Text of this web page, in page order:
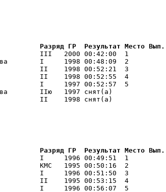
Разряд ГР  Результат Место Вып.
III   2000 00:42:00  1
I     1998 00:48:09  2
II    1998 00:52:21  3
II    1998 00:52:55  4
I     1997 00:52:57  5
IIю   1997 снят(а)
II    1998 снят(а)
Разряд ГР  Результат Место Вып.
I     1996 00:49:51  1
КМС   1995 00:50:16  2
I     1996 00:51:50  3
II    1995 00:53:15  4
I     1996 00:56:07  5